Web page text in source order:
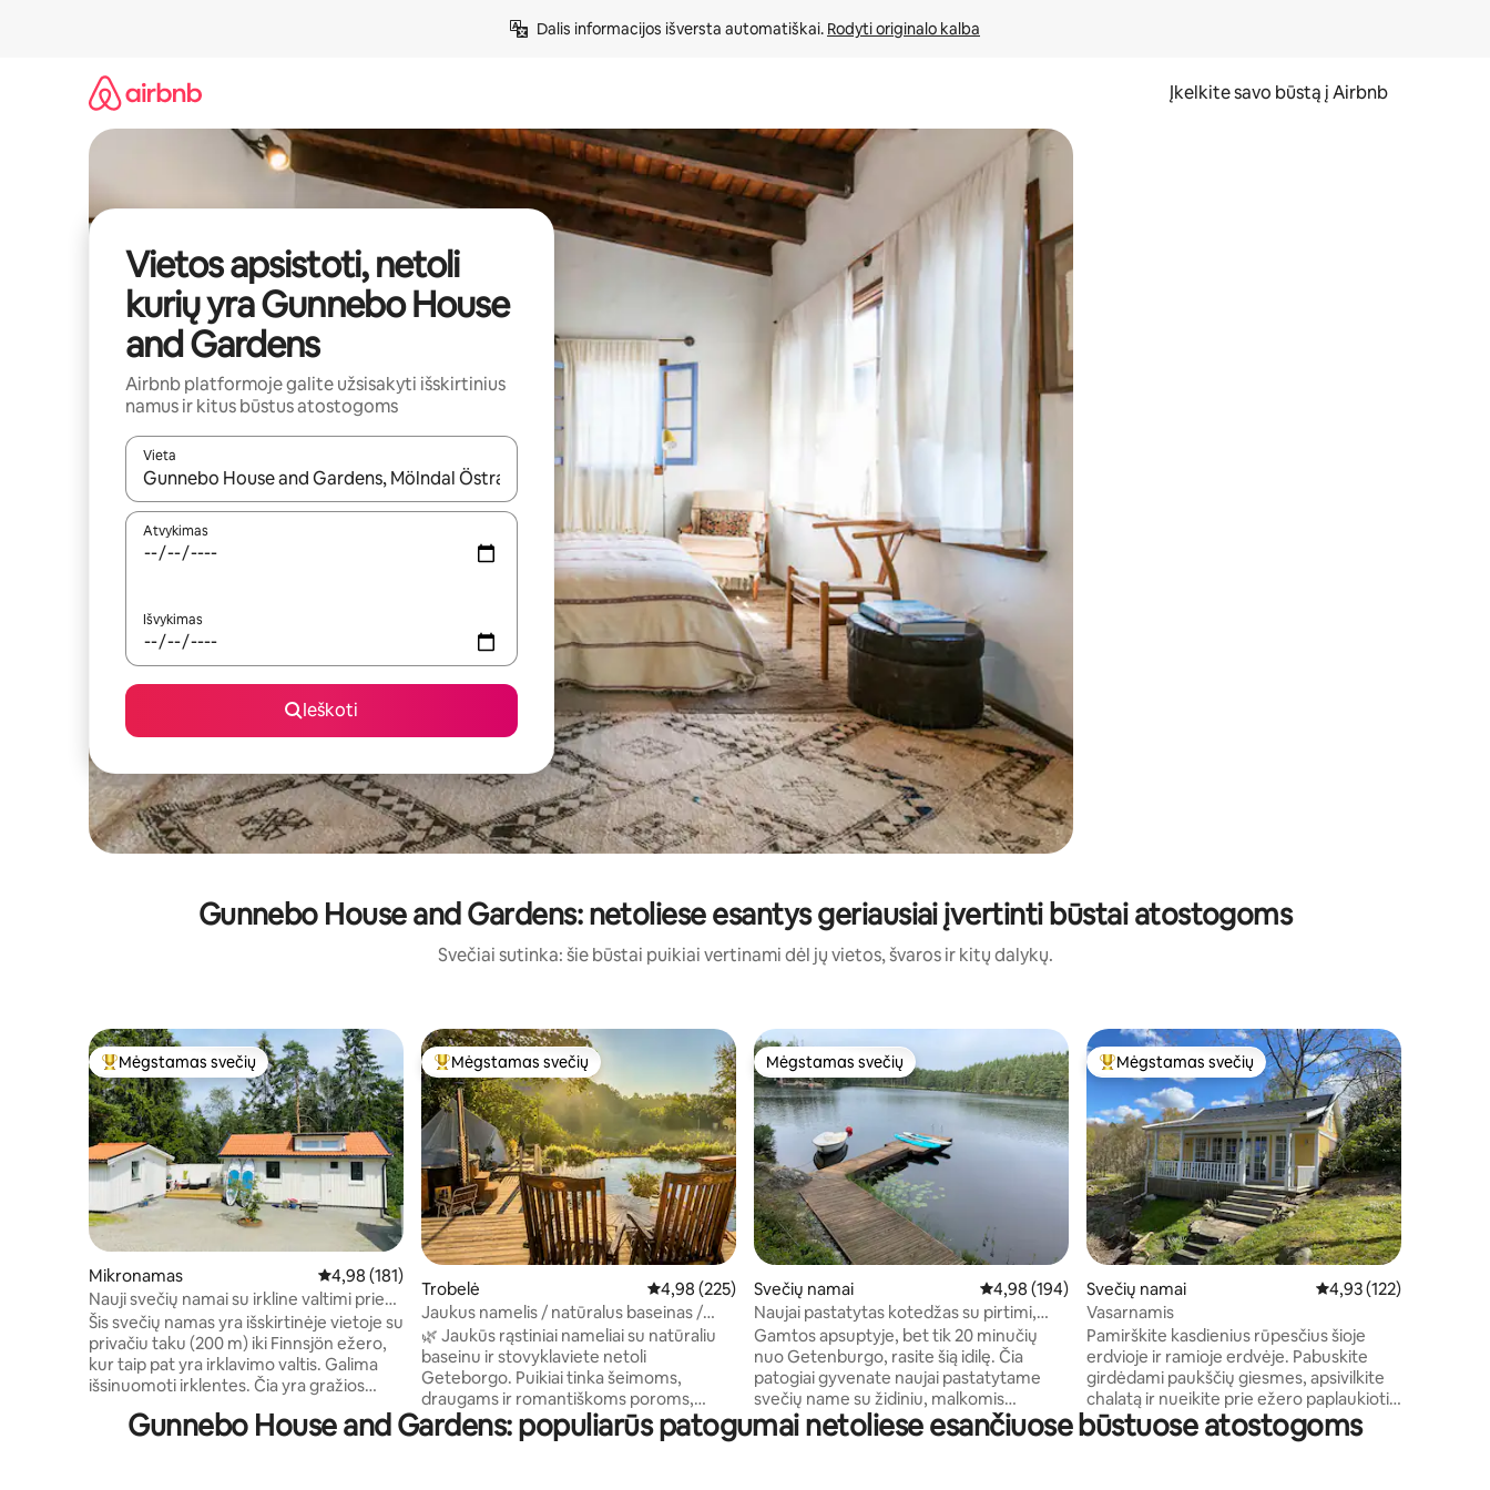
Dalis informacijos išversta automatiškai. Rodyti originalo kalba
Įkelkite savo būstą į Airbnb
Vietos apsistoti, netoli
kurių yra Gunnebo House
and Gardens
Airbnb platformoje galite užsisakyti išskirtinius
namus ir kitus būstus atostogoms
Vieta
Kai pasirodys paieškos rezultatai, juos naršyti galite naudodami rodykles aukštyn ir žemyn arba liesdami ir braukdami per ekraną.
Atvykimas
Išvykimas
Ieškoti
Gunnebo House and Gardens: netoliese esantys geriausiai įvertinti būstai atostogoms
Svečiai sutinka: šie būstai puikiai vertinami dėl jų vietos, švaros ir kitų dalykų.
Svečių mėgstamiausias
Mėgstamas svečių
Mikronamas Vidutinis įvertinimas: 4,98 iš 5, atsiliepimų: 181
4,98 (181)
Nauji svečių namai su irkline valtimi prie
ežero 15 min. nuo Gbg
Šis svečių namas yra išskirtinėje vietoje su
privačiu taku (200 m) iki Finnsjön ežero,
kur taip pat yra irklavimo valtis. Galima
išsinuomoti irklentes. Čia yra gražios
apšviesti takeliai, lauko sporto salė,
Svečių mėgstamiausias
Mėgstamas svečių
Trobelė Vidutinis įvertinimas: 4,98 iš 5, atsiliepimų: 225
4,98 (225)
Jaukus namelis / natūralus baseinas /
sūkurinė vonia / netoli Geteborgo
🌿 Jaukūs rąstiniai nameliai su natūraliu
baseinu ir stovyklaviete netoli
Geteborgo. Puikiai tinka šeimoms,
draugams ir romantiškoms poroms,
mėgstančioms gamtą ir komfortą. • Pilnai
įrengta virtuvė • Sūkurinė vonia,
Mėgstamas svečių
Mėgstamas svečių
Svečių namai Vidutinis įvertinimas: 4,98 iš 5, atsiliepimų: 194
4,98 (194)
Naujai pastatytas kotedžas su pirtimi,
sūkurine vonia ir nuosavu kriokliu
Gamtos apsuptyje, bet tik 20 minučių
nuo Getenburgo, rasite šią idilę. Čia
patogiai gyvenate naujai pastatytame
svečių name su židiniu, malkomis
kūrenama pirtimi ir sūkurine vonia. Aplink
visą namą yra didelė terasa. Toliau yra
Svečių mėgstamiausias
Mėgstamas svečių
Svečių namai Vidutinis įvertinimas:
4,93 (122)
Vasarnamis
Pamirškite kasdienius rūpesčius šioje
erdvioje ir ramioje erdvėje. Pabuskite
girdėdami paukščių giesmes, apsivilkite
chalatą ir nueikite prie ežero paplaukioti.
Pusryčiaukite verandoje ir suplanuokite
vaizdingą žygį arba kelionę mūsų kanoja.
Gunnebo House and Gardens: populiarūs patogumai netoliese esančiuose būstuose atostogoms